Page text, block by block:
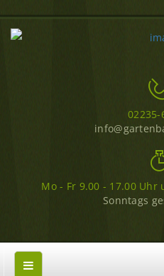
02235-
Mo - Fr 9.00 - 17.00 Uhr
Sonntags